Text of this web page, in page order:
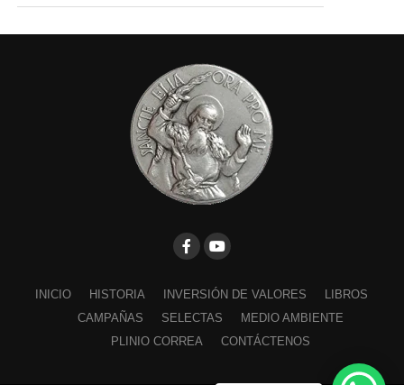
INICIO HISTORIA INVERSIÓN DE VALORES
LIBROS
CAMPAÑAS
SELECTAS
MEDIO AMBIENTE
PLINIO CORREA
CONTÁCTENOS